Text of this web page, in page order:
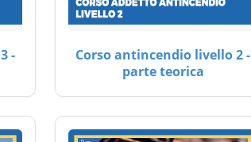
-
Corso antincendio livello 2 -
parte teorica